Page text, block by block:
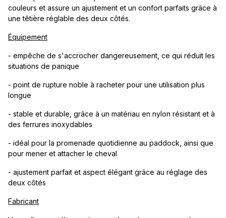
couleurs et assure un ajustement et un confort parfaits grâce à
une têtière réglable des deux côtés.
Équipement
- empêche de s'accrocher dangereusement, ce qui réduit les
situations de panique
- point de rupture noble à racheter pour une utilisation plus
longue
- stable et durable, grâce à un matériau en nylon résistant et à
des ferrures inoxydables
- idéal pour la promenade quotidienne au paddock, ainsi que
pour mener et attacher le cheval
- ajustement parfait et aspect élégant grâce au réglage des
deux côtés
Fabricant